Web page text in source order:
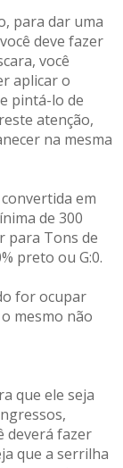
para dar uma
deve fazer
você
aplicar o
pintá-lo de
atenção,
na mesma
em
de 300
para Tons de
preto ou G:0.
for ocupar
mesmo não
que ele seja
deverá fazer
que a serrilha